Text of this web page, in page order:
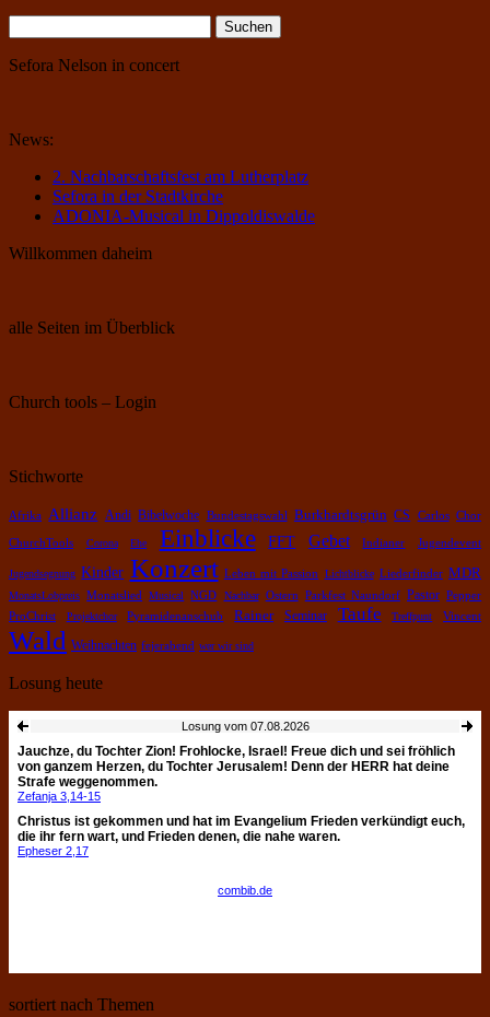
nach:
Sefora Nelson in concert
News:
2. Nachbarschaftsfest am Lutherplatz
Sefora in der Stadtkirche
ADONIA-Musical in Dippoldiswalde
Willkommen daheim
alle Seiten im Überblick
Church tools – Login
Stichworte
Afrika Allianz Andi Bibelwoche Bundestagswahl Burkhardtsgrün CS Carlos Chor
ChurchTools Corona Ehe Einblicke FFT Gebet Indianer Jugendevent
Jugendsegnung Kinder Konzert Leben mit Passion Lichtblicke Liederfinder MDR
MonatsLobpreis Monatslied Musical NGD Nachbar Ostern Parkfest Naundorf Pastor Pepper
ProChrist Projektchor Pyramidenanschub Rainer Seminar Taufe Treffpunt Vincent
Wald Weihnachten fejerabend wer wir sind
Losung heute
sortiert nach Themen